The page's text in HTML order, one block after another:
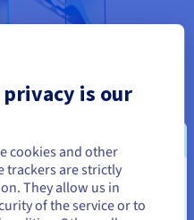
Staten te
is our
cookies and other
trackers are strictly
They allow us in
of the service or to